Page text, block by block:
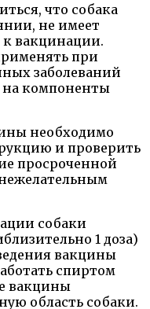
что собака
не имеет
вакцинации.
при
заболеваний
на компоненты
необходимо
и проверить
просроченной
собаки
1 доза)
вакцины
спиртом
вакцины
область собаки.